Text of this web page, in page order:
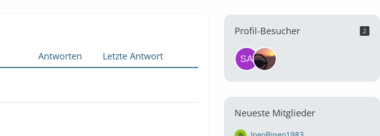
Antworten Letzte Antwort
Profil-Besucher 2
Neueste Mitglieder